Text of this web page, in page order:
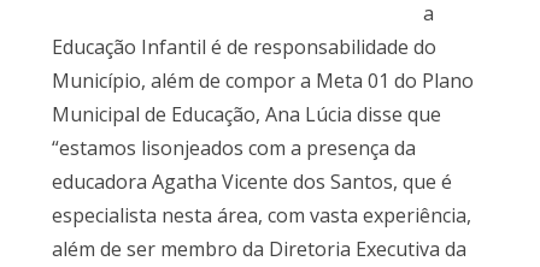
a
Educação Infantil é de responsabilidade do
Município, além de compor a Meta 01 do Plano
Municipal de Educação, Ana Lúcia disse que
“estamos lisonjeados com a presença da
educadora Agatha Vicente dos Santos, que é
especialista nesta área, com vasta experiência,
além de ser membro da Diretoria Executiva da